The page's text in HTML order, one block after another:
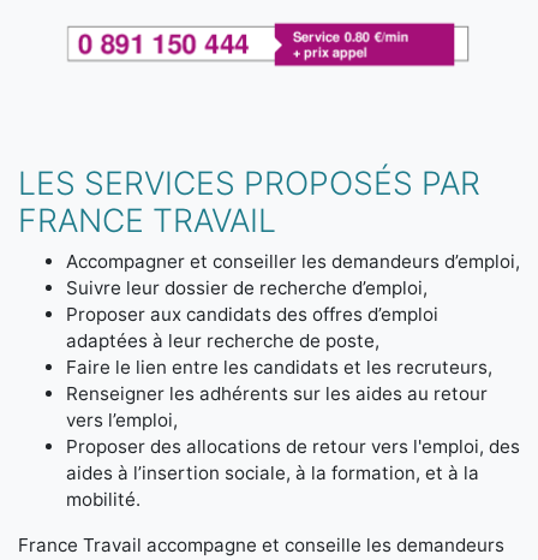
LES SERVICES PROPOSÉS PAR
FRANCE TRAVAIL
Accompagner et conseiller les demandeurs d’emploi,
Suivre leur dossier de recherche d’emploi,
Proposer aux candidats des offres d’emploi
adaptées à leur recherche de poste,
Faire le lien entre les candidats et les recruteurs,
Renseigner les adhérents sur les aides au retour
vers l’emploi,
Proposer des allocations de retour vers l'emploi, des
aides à l’insertion sociale, à la formation, et à la
mobilité.
France Travail accompagne et conseille les demandeurs